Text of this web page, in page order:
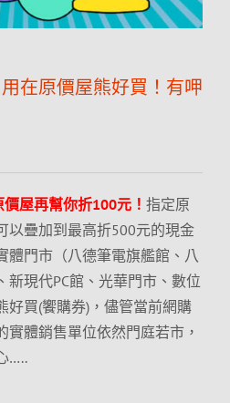
用在原價屋熊好買！有呷
屋再幫你折100元！ 指定原
以疊加到最高折500元的現金
體門市（八德筆電旗艦館、八
新現代PC館、光華門市、數位
好買(饗購券)，儘管當前網購
實體銷售單位依然門庭若市，
…..